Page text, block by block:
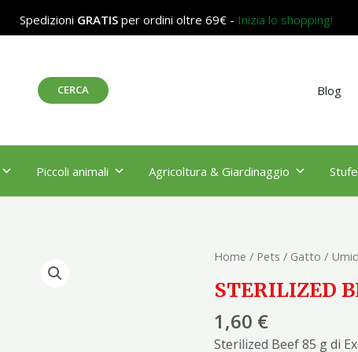
Spedizioni GRATIS per ordini oltre 69€ - Inizia lo shopping!
CERCA Blog
Piccoli animali Agricoltura & Giardinaggio
Home / Pets / Gatto /
STERILIZED
1,60 €
Sterilized Beef 85 g di
STERILIZED
85
GR
quantità